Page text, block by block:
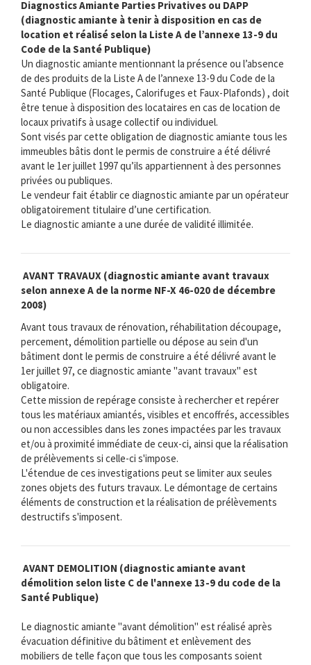
Diagnostics Amiante Parties Privatives ou DAPP
(diagnostic amiante à tenir à disposition en cas de
location et réalisé selon la Liste A de l’annexe 13-9 du
Code de la Santé Publique)
Un diagnostic amiante mentionnant la présence ou l’absence
de des produits de la Liste A de l’annexe 13-9 du Code de la
Santé Publique (Flocages, Calorifuges et Faux-Plafonds) , doit
être tenue à disposition des locataires en cas de location de
locaux privatifs à usage collectif ou individuel.
Sont visés par cette obligation de diagnostic amiante tous les
immeubles bâtis dont le permis de construire a été délivré
avant le 1er juillet 1997 qu’ils appartiennent à des personnes
privées ou publiques.
Le vendeur fait établir ce diagnostic amiante par un opérateur
obligatoirement titulaire d’une certification.
Le diagnostic amiante a une durée de validité illimitée.
AVANT TRAVAUX (diagnostic amiante avant travaux
selon annexe A de la norme NF-X 46-020 de décembre
2008)
Avant tous travaux de rénovation, réhabilitation découpage,
percement, démolition partielle ou dépose au sein d'un
bâtiment dont le permis de construire a été délivré avant le
1er juillet 97, ce diagnostic amiante "avant travaux" est
obligatoire.
Cette mission de repérage consiste à rechercher et repérer
tous les matériaux amiantés, visibles et encoffrés, accessibles
ou non accessibles dans les zones impactées par les travaux
et/ou à proximité immédiate de ceux-ci, ainsi que la réalisation
de prélèvements si celle-ci s'impose.
L'étendue de ces investigations peut se limiter aux seules
zones objets des futurs travaux. Le démontage de certains
éléments de construction et la réalisation de prélèvements
destructifs s'imposent.
AVANT DEMOLITION (diagnostic amiante avant
démolition selon liste C de l'annexe 13-9 du code de la
Santé Publique)
Le diagnostic amiante "avant démolition" est réalisé après
évacuation définitive du bâtiment et enlèvement des
mobiliers de telle façon que tous les composants soient